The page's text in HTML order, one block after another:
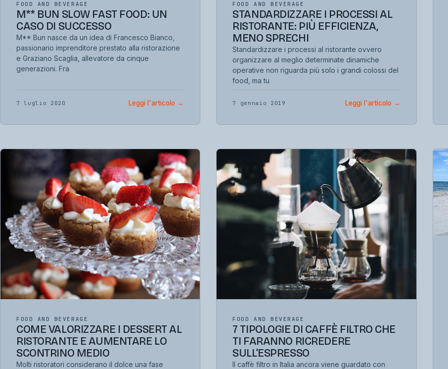
FOOD AND BEVERAGE
M** BUN SLOW FAST FOOD: UN
CASO DI SUCCESSO
M** Bun nasce da un idea di Francesco Bianco,
passionario imprenditore prestato alla ristorazione
e Graziano Scaglia, allevatore da cinque
generazioni. Fra
7 luglio 2020 Leggi l'articolo →
FOOD AND BEVERAGE
STANDARDIZZARE I PROCESSI AL
RISTORANTE: PIÙ EFFICIENZA,
MENO SPRECHI
Standardizzare i processi al ristorante ovvero
organizzare al meglio determinate dinamiche
operative non riguarda più solo i grandi colossi del
food, ma tu
7 gennaio 2019 Leggi l'articolo →
FOOD AND BEVERAGE
COME VALORIZZARE I DESSERT AL
RISTORANTE E AUMENTARE LO
SCONTRINO MEDIO
Molti ristoratori considerano il dolce una fase
FOOD AND BEVERAGE
7 TIPOLOGIE DI CAFFÈ FILTRO CHE
TI FARANNO RICREDERE
SULL’ESPRESSO
Il caffè filtro in Italia ancora viene guardato con